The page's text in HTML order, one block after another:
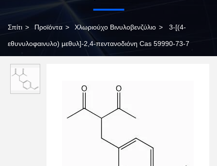
Σπίτι > Προϊόντα > Χλωριούχο Βινυλοβενζύλιο > 3-[(4-
εθυνυλοφαινυλο) μεθυλ]-2,4-πεντανοδιόνη Cas 59990-73-7